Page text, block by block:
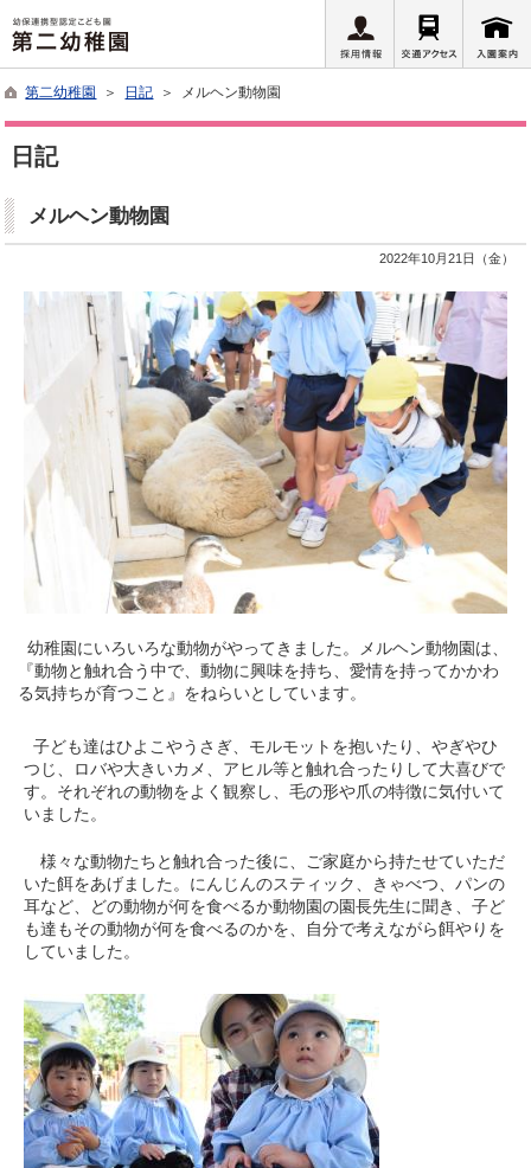
第二幼稚園 ＞ 日記 ＞ メルヘン動物園
日記
メルヘン動物園
2022年10月21日（金）
幼稚園にいろいろな動物がやってきました。メルヘン動物園は、
『動物と触れ合う中で、動物に興味を持ち、愛情を持ってかかわ
る気持ちが育つこと』をねらいとしています。
子ども達はひよこやうさぎ、モルモットを抱いたり、やぎやひ
つじ、ロバや大きいカメ、アヒル等と触れ合ったりして大喜びで
す。それぞれの動物をよく観察し、毛の形や爪の特徴に気付いて
いました。
様々な動物たちと触れ合った後に、ご家庭から持たせていただ
いた餌をあげました。にんじんのスティック、きゃべつ、パンの
耳など、どの動物が何を食べるか動物園の園長先生に聞き、子ど
も達もその動物が何を食べるのかを、自分で考えながら餌やりを
していました。